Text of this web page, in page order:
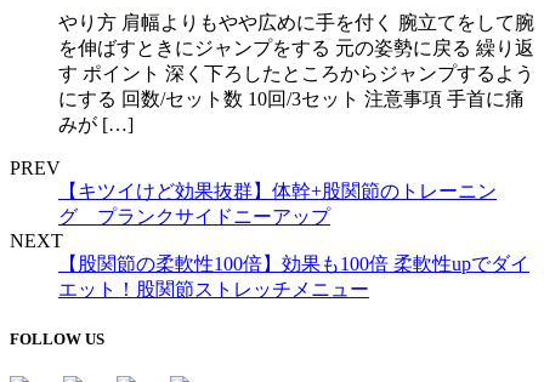
やり方 肩幅よりもやや広めに手を付く 腕立てをして腕
を伸ばすときにジャンプをする 元の姿勢に戻る 繰り返
す ポイント 深く下ろしたところからジャンプするよう
にする 回数/セット数 10回/3セット 注意事項 手首に痛
みが […]
PREV
【キツイけど効果抜群】体幹+股関節のトレーニン
グ プランクサイドニーアップ
NEXT
【股関節の柔軟性100倍】効果も100倍 柔軟性upでダイ
エット！股関節ストレッチメニュー
FOLLOW US